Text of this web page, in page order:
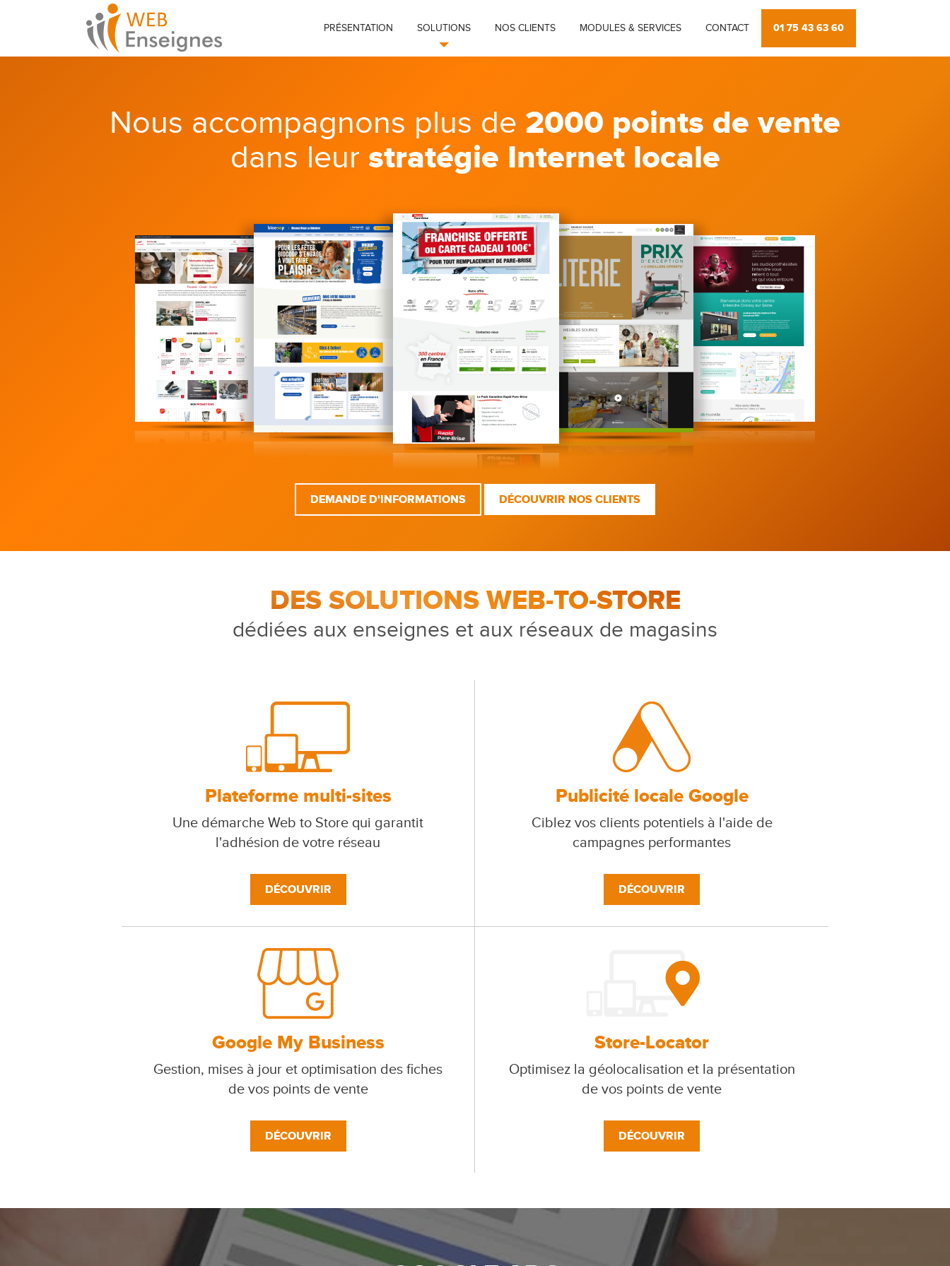
PRÉSENTATION SOLUTIONS NOS CLIENTS MODULES & SERVICES CONTACT 01 75 43 63 60
Nous accompagnons plus de 2000 points de vente
dans leur stratégie Internet locale
DEMANDE D'INFORMATIONS DÉCOUVRIR NOS CLIENTS
DES SOLUTIONS WEB-TO-STORE
dédiées aux enseignes et aux réseaux de magasins
Plateforme multi-sites
Une démarche Web to Store qui garantit
l'adhésion de votre réseau
DÉCOUVRIR
Publicité locale Google
Ciblez vos clients potentiels à l'aide de
campagnes performantes
DÉCOUVRIR
Google My Business
Gestion, mises à jour et optimisation des fiches
de vos points de vente
DÉCOUVRIR
Store-Locator
Optimisez la géolocalisation et la présentation
de vos points de vente
DÉCOUVRIR